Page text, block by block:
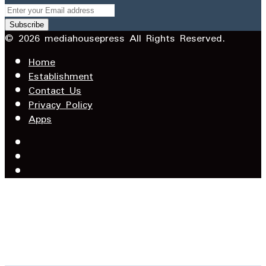
Enter
your
Email
© 2026 mediahousepress All Rights Reserved.
Home
Establishment
Contact Us
Privacy Policy
Apps